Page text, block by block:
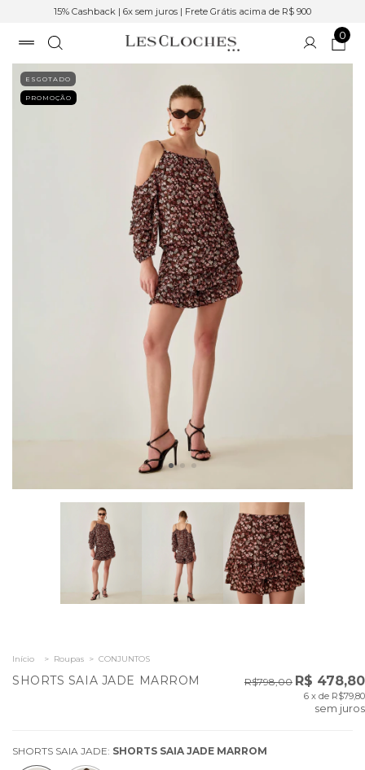
15% Cashback | 6x sem juros | Frete Grátis acima de R$ 900
0
ESGOTADO
PROMOÇÃO
Início > Roupas > CONJUNTOS
SHORTS SAIA JADE MARROM R$798,00 R$ 478,80
6 x de R$79,80
sem juros
SHORTS SAIA JADE: SHORTS SAIA JADE MARROM